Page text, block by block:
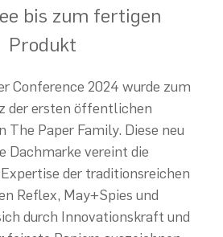
bis zum fertigen
Produkt
Conference 2024 wurde zum
der ersten öffentlichen
The Paper Family. Diese neu
Dachmarke vereint die
der traditionsreichen
Reflex, May+Spies und
durch Innovationskraft und